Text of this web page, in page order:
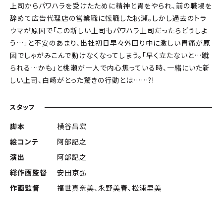
上司からパワハラを受けたために精神と胃をやられ、前の職場を
辞めて広告代理店の営業職に転職した桃瀬。しかし過去のトラ
ウマが原因で「この新しい上司もパワハラ上司だったらどうしよ
う…」と不安のあまり、出社初日早々外回り中に激しい胃痛が原
因でしゃがみこんで動けなくなってしまう。「早く立たないと…蹴
られる…かも」と桃瀬が一人で内心焦っている時、一緒にいた新
しい上司、白崎がとった驚きの行動とは……?!
スタッフ
脚本
横谷昌宏
絵コンテ
阿部記之
演出
阿部記之
総作画監督
安田京弘
作画監督
福世真奈美、永野美春、松浦里美